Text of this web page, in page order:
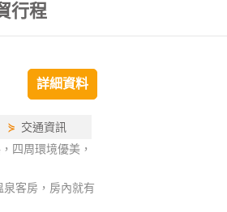
行程
詳細資料
⋟ 交通資訊
四周環境優美，
客房，房內就有